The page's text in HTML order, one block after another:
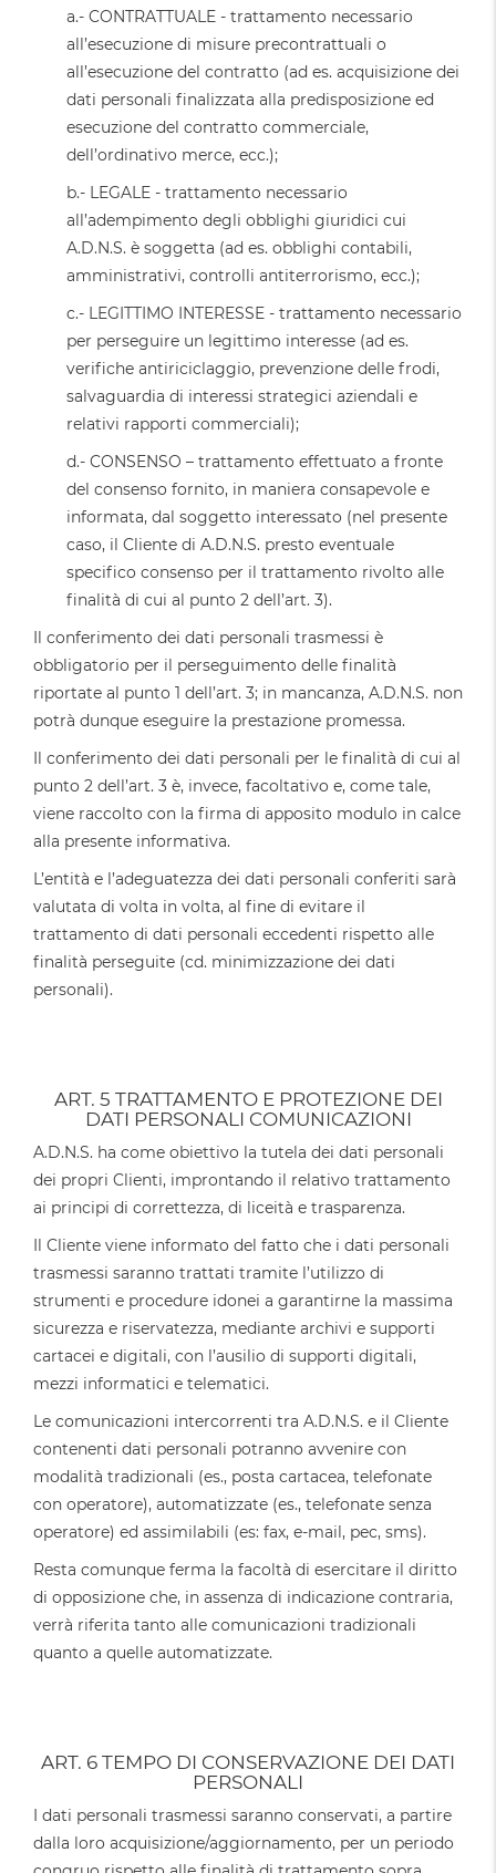
a.- CONTRATTUALE - trattamento necessario
all’esecuzione di misure precontrattuali o
all’esecuzione del contratto (ad es. acquisizione dei
dati personali finalizzata alla predisposizione ed
esecuzione del contratto commerciale,
dell’ordinativo merce, ecc.);
b.- LEGALE - trattamento necessario
all’adempimento degli obblighi giuridici cui
A.D.N.S. è soggetta (ad es. obblighi contabili,
amministrativi, controlli antiterrorismo, ecc.);
c.- LEGITTIMO INTERESSE - trattamento necessario
per perseguire un legittimo interesse (ad es.
verifiche antiriciclaggio, prevenzione delle frodi,
salvaguardia di interessi strategici aziendali e
relativi rapporti commerciali);
d.- CONSENSO – trattamento effettuato a fronte
del consenso fornito, in maniera consapevole e
informata, dal soggetto interessato (nel presente
caso, il Cliente di A.D.N.S. presto eventuale
specifico consenso per il trattamento rivolto alle
finalità di cui al punto 2 dell’art. 3).
Il conferimento dei dati personali trasmessi è
obbligatorio per il perseguimento delle finalità
riportate al punto 1 dell’art. 3; in mancanza, A.D.N.S. non
potrà dunque eseguire la prestazione promessa.
Il conferimento dei dati personali per le finalità di cui al
punto 2 dell’art. 3 è, invece, facoltativo e, come tale,
viene raccolto con la firma di apposito modulo in calce
alla presente informativa.
L’entità e l’adeguatezza dei dati personali conferiti sarà
valutata di volta in volta, al fine di evitare il
trattamento di dati personali eccedenti rispetto alle
finalità perseguite (cd. minimizzazione dei dati
personali).
ART. 5 TRATTAMENTO E PROTEZIONE DEI
DATI PERSONALI COMUNICAZIONI
A.D.N.S. ha come obiettivo la tutela dei dati personali
dei propri Clienti, improntando il relativo trattamento
ai principi di correttezza, di liceità e trasparenza.
Il Cliente viene informato del fatto che i dati personali
trasmessi saranno trattati tramite l’utilizzo di
strumenti e procedure idonei a garantirne la massima
sicurezza e riservatezza, mediante archivi e supporti
cartacei e digitali, con l’ausilio di supporti digitali,
mezzi informatici e telematici.
Le comunicazioni intercorrenti tra A.D.N.S. e il Cliente
contenenti dati personali potranno avvenire con
modalità tradizionali (es., posta cartacea, telefonate
con operatore), automatizzate (es., telefonate senza
operatore) ed assimilabili (es: fax, e-mail, pec, sms).
Resta comunque ferma la facoltà di esercitare il diritto
di opposizione che, in assenza di indicazione contraria,
verrà riferita tanto alle comunicazioni tradizionali
quanto a quelle automatizzate.
ART. 6 TEMPO DI CONSERVAZIONE DEI DATI
PERSONALI
I dati personali trasmessi saranno conservati, a partire
dalla loro acquisizione/aggiornamento, per un periodo